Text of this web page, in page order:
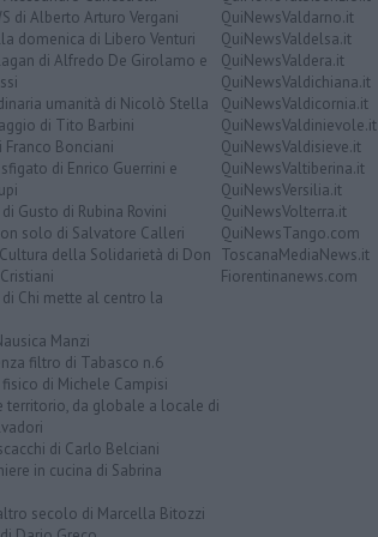
di Alberto Arturo Vergani
domenica di Libero Venturi
di Alfredo De Girolamo e
umanità di Nicolò Stella
di Tito Barbini
Franco Bonciani
di Enrico Guerrini e
Gusto di Rubina Rovini
solo di Salvatore Calleri
della Solidarietà di Don
di Chi mette al centro la
Manzi
filtro di Tabasco n.6
di Michele Campisi
territorio, da globale a locale di
di Carlo Belciani
in cucina di Sabrina
secolo di Marcella Bitozzi
QuiNewsValdarno.it
QuiNewsValdelsa.it
QuiNewsValdera.it
QuiNewsValdichiana.it
QuiNewsValdicornia.it
QuiNewsValdinievole.it
QuiNewsValdisieve.it
QuiNewsValtiberina.it
QuiNewsVersilia.it
QuiNewsVolterra.it
QuiNewsTango.com
ToscanaMediaNews.it
Fiorentinanews.com